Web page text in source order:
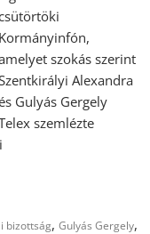
Kormányinfón,
szokás szerint
Alexandra
Gulyás Gergely
szemlézte
bizottság,Gulyás Gergely,